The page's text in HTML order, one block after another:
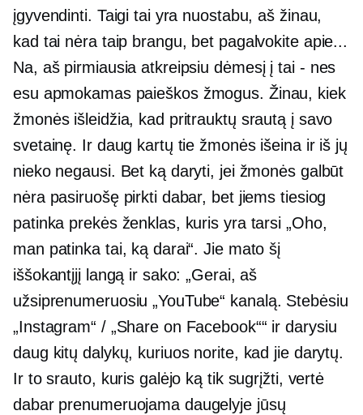
įgyvendinti. Taigi tai yra nuostabu, aš žinau,
kad tai nėra taip brangu, bet pagalvokite apie...
Na, aš pirmiausia atkreipsiu dėmesį į tai - nes
esu apmokamas paieškos žmogus. Žinau, kiek
žmonės išleidžia, kad pritrauktų srautą į savo
svetainę. Ir daug kartų tie žmonės išeina ir iš jų
nieko negausi. Bet ką daryti, jei žmonės galbūt
nėra pasiruošę pirkti dabar, bet jiems tiesiog
patinka prekės ženklas, kuris yra tarsi „Oho,
man patinka tai, ką darai“. Jie mato šį
iššokantįjį langą ir sako: „Gerai, aš
užsiprenumeruosiu „YouTube“ kanalą. Stebėsiu
„Instagram“ / „Share on Facebook““ ir darysiu
daug kitų dalykų, kuriuos norite, kad jie darytų.
Ir to srauto, kuris galėjo ką tik sugrįžti, vertė
dabar prenumeruojama daugelyje jūsų